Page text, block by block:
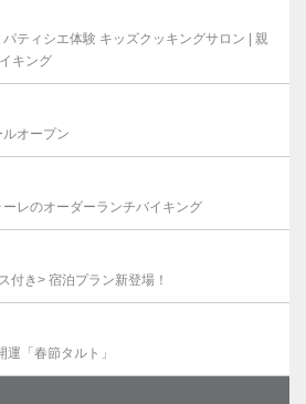
ティシエ体験 キッズクッキングサロン | 親
キング
オープン
レのオーダーランチバイキング
付き> 宿泊プラン新登場！
「春節タルト」